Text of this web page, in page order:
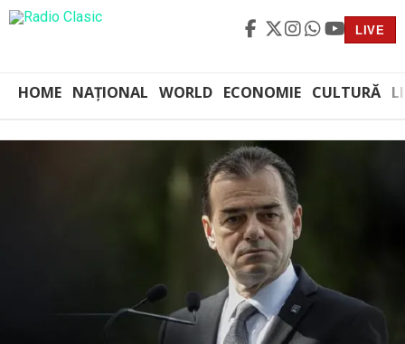
LIVE
HOME NAȚIONAL WORLD ECONOMIE CULTURĂ